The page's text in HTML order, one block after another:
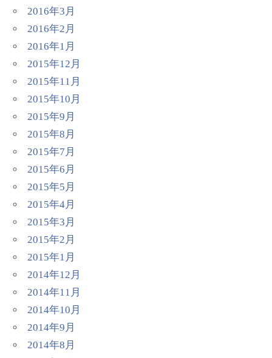
2016年3月
2016年2月
2016年1月
2015年12月
2015年11月
2015年10月
2015年9月
2015年8月
2015年7月
2015年6月
2015年5月
2015年4月
2015年3月
2015年2月
2015年1月
2014年12月
2014年11月
2014年10月
2014年9月
2014年8月